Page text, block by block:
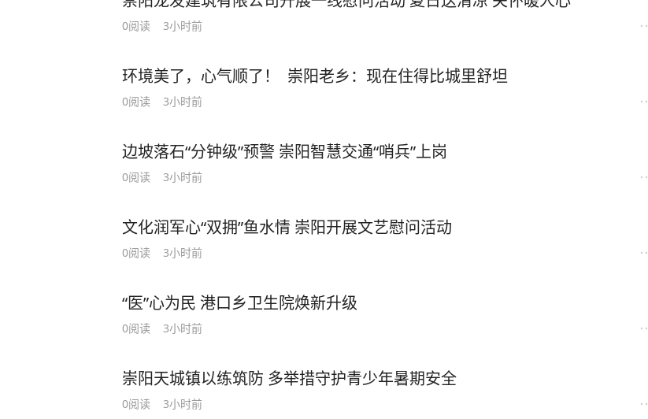
0阅读 3小时前
环境美了，心气顺了！ 崇阳老乡：现在住得比城里舒坦
0阅读 3小时前
边坡落石“分钟级”预警 崇阳智慧交通“哨兵”上岗
0阅读 3小时前
文化润军心“双拥”鱼水情 崇阳开展文艺慰问活动
0阅读 3小时前
“医”心为民 港口乡卫生院焕新升级
0阅读 3小时前
崇阳天城镇以练筑防 多举措守护青少年暑期安全
0阅读 3小时前